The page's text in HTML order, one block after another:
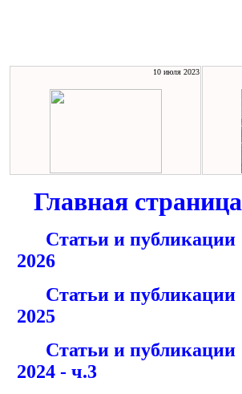
10 июля 2023
Главная страница
Статьи и публикации
2026
Статьи и публикации
2025
Статьи и публикации
2024 - ч.3